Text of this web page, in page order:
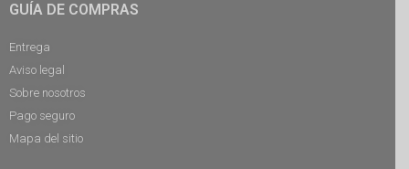
GUÍA DE COMPRAS
Entrega
Aviso legal
Sobre nosotros
Pago seguro
Mapa del sitio